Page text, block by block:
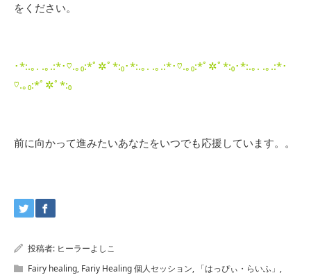
をください。
･*:.｡. .｡.:*･♡.｡₀:*ﾟ✲ﾟ*:₀･*:.｡. .｡.:*･♡.｡₀:*ﾟ✲ﾟ*:₀･*:.｡. .｡.:*･
♡.｡₀:*ﾟ✲ﾟ*:₀
前に向かって進みたいあなたをいつでも応援しています。。
投稿者: ヒーラーよしこ
Fairy healing, Fariy Healing 個人セッション, 「はっぴぃ・らいふ」 ,